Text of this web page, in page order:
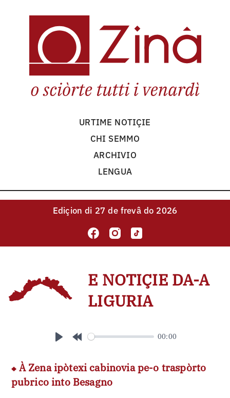
URTIME NOTIÇIE
CHI SEMMO
ARCHIVIO
LENGUA
Ediçiondi 27 de frevâ do 2026
E NOTIÇIE DA-A
LIGURIA
00:00
À Zena ipòtexi cabinovia pe-o traspòrto
pubrico into Besagno